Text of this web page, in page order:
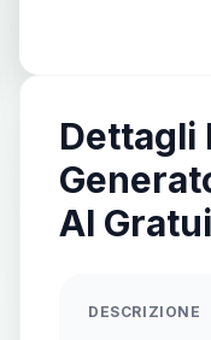
Dettagli
AI
DESCRIZIONE